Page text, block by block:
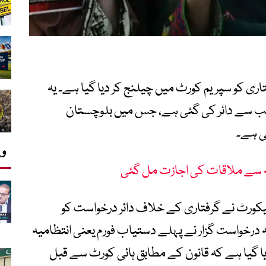
کو سپریم کورٹ میں چیلنج کر دیا گیا ہے۔ یہ
سے دائر کی گئی ہے، جس میں بلوچستان
ہے۔
سے ملاقات کی اجازت مل گئی
نے گرفتاری کے خلاف دائر درخواست کو
کہ درخواست گزار نے پہلے دستیاب فورم یعنی انتظامیہ
گیا ہے کہ قانون کے مطابق ہائی کورٹ سے قبل